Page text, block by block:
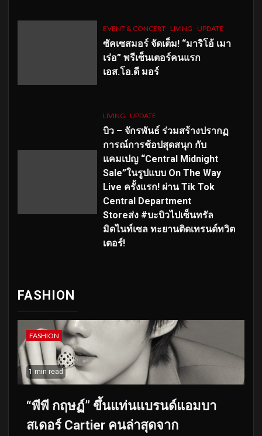
EVENT & CONCERT LIVING UPDATE
ซัคเซสมอร์ จัดเต็ม! “มาริโอ้ เมา
เร่อ” พรีเซ็นเตอร์คนแรก
เอส.โอ.ดี มอร์
LIVING UPDATE
บิว – จักรพันธ์ ร่วมสร้างปรากฏ
การณ์การช้อปสุดสนุก กับ
แคมเปญ “Central Midnight
Sale”ในรูปแบบ On The Way
Live ครั้งแรก! ผ่าน Tik Tok
Central Department
Storeส่ง #บะบิวไปเซ็นทรัล
มิดไนท์เซล ทะยานติดเทรนด์ทวิต
เตอร์!
FASHION
FASHION
1 min read
“พีพี กฤษฏ์” ขึ้นแท่นแบรนด์แอมบา
สเดอร์ Cartier คนล่าสุดจาก